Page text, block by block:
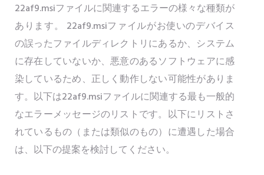
22af9.msiファイルに関連するエラーの様々な種類が
あります。 22af9.msiファイルがお使いのデバイス
の誤ったファイルディレクトリにあるか、システム
に存在していないか、悪意のあるソフトウェアに感
染しているため、正しく動作しない可能性がありま
す。以下は22af9.msiファイルに関連する最も一般的
なエラーメッセージのリストです。以下にリストさ
れているもの（または類似のもの）に遭遇した場合
は、以下の提案を検討してください。